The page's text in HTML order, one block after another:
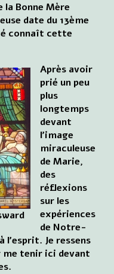
Bonne Mère
date du 13ème
connaît cette
Après avoir
prié un peu
plus
longtemps
devant
l'image
miraculeuse
de Marie,
des
réflexions
sur les
expériences
de Notre-
l'esprit. Je ressens
me tenir ici devant